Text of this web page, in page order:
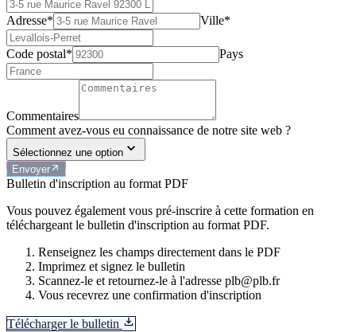
Adresse* Ville*
Code postal* Pays
Commentaires
Comment avez-vous eu connaissance de notre site web ?
Sélectionnez une option
Envoyer
Bulletin d'inscription au format PDF
Vous pouvez également vous pré-inscrire à cette formation en
téléchargeant le bulletin d'inscription au format PDF.
Renseignez les champs directement dans le PDF
Imprimez et signez le bulletin
Scannez-le et retournez-le à l'adresse plb@plb.fr
Vous recevrez une confirmation d'inscription
Télécharger le bulletin